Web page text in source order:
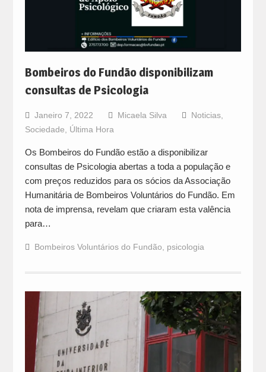
Bombeiros do Fundão disponibilizam
consultas de Psicologia
Janeiro 7, 2022 Micaela Silva Noticias,
Sociedade
Última Hora
Os Bombeiros do Fundão estão a disponibilizar
consultas de Psicologia abertas a toda a população e
com preços reduzidos para os sócios da Associação
Humanitária de Bombeiros Voluntários do Fundão. Em
nota de imprensa, revelam que criaram esta valência
para…
Bombeiros Voluntários do Fundão psicologia